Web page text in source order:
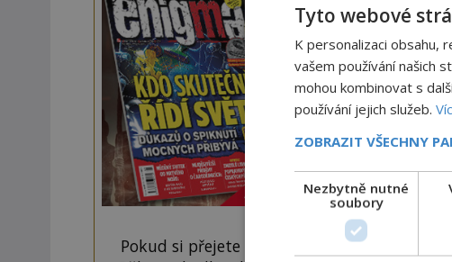
Navíc od
Pokud si přejete odemknout pouze tento
Tyto webové
K personalizaci obsahu,
vašem používání našich
mohou kombinovat s
používání jejich služeb.
ZOBRAZIT VŠECHNY
Nezbytně nutné
soubory